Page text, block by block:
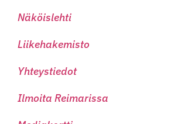
Näköislehti
Liikehakemisto
Yhteystiedot
Ilmoita Reimarissa